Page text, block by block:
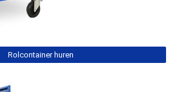
Rolcontainer huren